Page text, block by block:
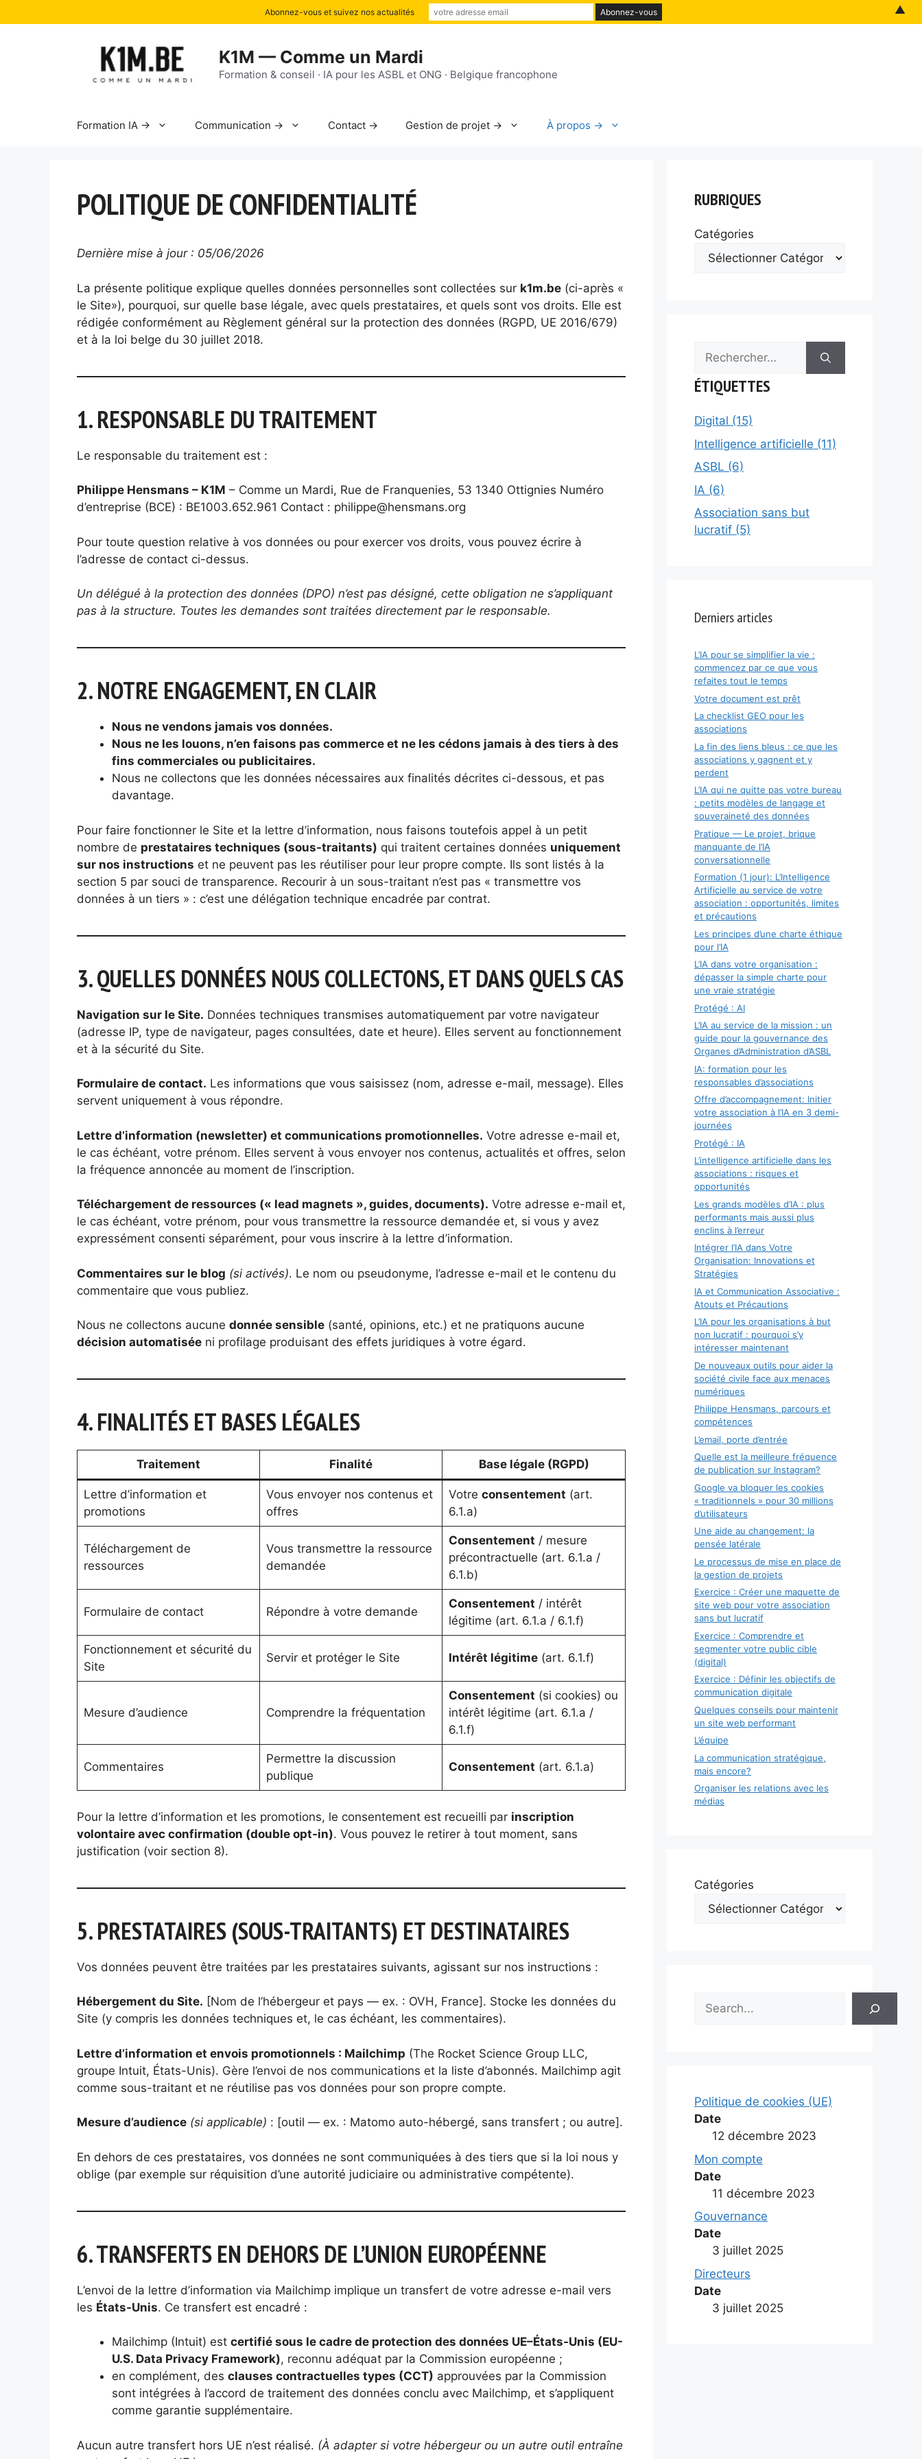
K1M — Comme un Mardi
Formation & conseil · IA pour les ASBL et ONG · Belgique francophone
Formation IA → Communication → Contact → Gestion de projet → À propos →
POLITIQUE DE CONFIDENTIALITÉ
Dernière mise à jour : 05/06/2026
La présente politique explique quelles données personnelles sont collectées sur k1m.be (ci-après «
le Site»), pourquoi, sur quelle base légale, avec quels prestataires, et quels sont vos droits. Elle est
rédigée conformément au Règlement général sur la protection des données (RGPD, UE 2016/679)
et à la loi belge du 30 juillet 2018.
1. RESPONSABLE DU TRAITEMENT
Le responsable du traitement est :
Philippe Hensmans – K1M – Comme un Mardi, Rue de Franquenies, 53 1340 Ottignies Numéro
d’entreprise (BCE) : BE1003.652.961 Contact : philippe@hensmans.org
Pour toute question relative à vos données ou pour exercer vos droits, vous pouvez écrire à
l’adresse de contact ci-dessus.
Un délégué à la protection des données (DPO) n’est pas désigné, cette obligation ne s’appliquant
pas à la structure. Toutes les demandes sont traitées directement par le responsable.
2. NOTRE ENGAGEMENT, EN CLAIR
Nous ne vendons jamais vos données.
Nous ne les louons, n’en faisons pas commerce et ne les cédons jamais à des tiers à des
fins commerciales ou publicitaires.
Nous ne collectons que les données nécessaires aux finalités décrites ci-dessous, et pas
davantage.
Pour faire fonctionner le Site et la lettre d’information, nous faisons toutefois appel à un petit
nombre de prestataires techniques (sous-traitants) qui traitent certaines données uniquement
sur nos instructions et ne peuvent pas les réutiliser pour leur propre compte. Ils sont listés à la
section 5 par souci de transparence. Recourir à un sous-traitant n’est pas « transmettre vos
données à un tiers » : c’est une délégation technique encadrée par contrat.
3. QUELLES DONNÉES NOUS COLLECTONS, ET DANS QUELS CAS
Navigation sur le Site. Données techniques transmises automatiquement par votre navigateur
(adresse IP, type de navigateur, pages consultées, date et heure). Elles servent au fonctionnement
et à la sécurité du Site.
Formulaire de contact. Les informations que vous saisissez (nom, adresse e-mail, message). Elles
servent uniquement à vous répondre.
Lettre d’information (newsletter) et communications promotionnelles. Votre adresse e-mail et,
le cas échéant, votre prénom. Elles servent à vous envoyer nos contenus, actualités et offres, selon
la fréquence annoncée au moment de l’inscription.
Téléchargement de ressources (« lead magnets », guides, documents). Votre adresse e-mail et,
le cas échéant, votre prénom, pour vous transmettre la ressource demandée et, si vous y avez
expressément consenti séparément, pour vous inscrire à la lettre d’information.
Commentaires sur le blog (si activés). Le nom ou pseudonyme, l’adresse e-mail et le contenu du
commentaire que vous publiez.
Nous ne collectons aucune donnée sensible (santé, opinions, etc.) et ne pratiquons aucune
décision automatisée ni profilage produisant des effets juridiques à votre égard.
4. FINALITÉS ET BASES LÉGALES
Traitement Finalité Base légale (RGPD)
Lettre d’information et
promotions
Vous envoyer nos contenus et
offres
Votre consentement (art.
6.1.a)
Téléchargement de
ressources
Vous transmettre la ressource
demandée
Consentement / mesure
précontractuelle (art. 6.1.a /
6.1.b)
Formulaire de contact Répondre à votre demande
Consentement / intérêt
légitime (art. 6.1.a / 6.1.f)
Fonctionnement et sécurité du
Site
Servir et protéger le Site Intérêt légitime(art. 6.1.f)
Mesure d’audience Comprendre la fréquentation
Consentement (si cookies) ou
intérêt légitime (art. 6.1.a /
6.1.f)
Commentaires
Permettre la discussion
publique
Consentement (art. 6.1.a)
Pour la lettre d’information et les promotions, le consentement est recueilli par inscription
volontaire avec confirmation (double opt-in). Vous pouvez le retirer à tout moment, sans
justification (voir section 8).
5. PRESTATAIRES (SOUS-TRAITANTS) ET DESTINATAIRES
Vos données peuvent être traitées par les prestataires suivants, agissant sur nos instructions :
Hébergement du Site. [Nom de l’hébergeur et pays — ex. : OVH, France]. Stocke les données du
Site (y compris les données techniques et, le cas échéant, les commentaires).
Lettre d’information et envois promotionnels : Mailchimp (The Rocket Science Group LLC,
groupe Intuit, États-Unis). Gère l’envoi de nos communications et la liste d’abonnés. Mailchimp agit
comme sous-traitant et ne réutilise pas vos données pour son propre compte.
Mesure d’audience (si applicable) : [outil — ex. : Matomo auto-hébergé, sans transfert ; ou autre].
En dehors de ces prestataires, vos données ne sont communiquées à des tiers que si la loi nous y
oblige (par exemple sur réquisition d’une autorité judiciaire ou administrative compétente).
6. TRANSFERTS EN DEHORS DE L’UNION EUROPÉENNE
L’envoi de la lettre d’information via Mailchimp implique un transfert de votre adresse e-mail vers
les États-Unis. Ce transfert est encadré :
Mailchimp (Intuit) est certifié sous le cadre de protection des données UE–États-Unis (EU-
U.S. Data Privacy Framework), reconnu adéquat par la Commission européenne ;
en complément, des clauses contractuelles types (CCT) approuvées par la Commission
sont intégrées à l’accord de traitement des données conclu avec Mailchimp, et s’appliquent
comme garantie supplémentaire.
Aucun autre transfert hors UE n’est réalisé. (À adapter si votre hébergeur ou un autre outil entraîne
RUBRIQUES
Catégories
Rechercher :
ÉTIQUETTES
Digital (15)
Intelligence artificielle (11)
ASBL (6)
IA (6)
Association sans but
lucratif (5)
Derniers articles
L’IA pour se simplifier la vie :
commencez par ce que vous
refaites tout le temps
Votre document est prêt
La checklist GEO pour les
associations
La fin des liens bleus : ce que les
associations y gagnent et y
perdent
L’IA qui ne quitte pas votre bureau
: petits modèles de langage et
souveraineté des données
Pratique — Le projet, brique
manquante de l’IA
conversationnelle
Formation (1 jour): L’Intelligence
Artificielle au service de votre
association : opportunités, limites
et précautions
Les principes d’une charte éthique
pour l’IA
L’IA dans votre organisation :
dépasser la simple charte pour
une vraie stratégie
Protégé : AI
L’IA au service de la mission : un
guide pour la gouvernance des
Organes d’Administration d’ASBL
IA: formation pour les
responsables d’associations
Offre d’accompagnement: Initier
votre association à l’IA en 3 demi-
journées
Protégé : IA
L’intelligence artificielle dans les
associations : risques et
opportunités
Les grands modèles d’IA : plus
performants mais aussi plus
enclins à l’erreur
Intégrer l’IA dans Votre
Organisation: Innovations et
Stratégies
IA et Communication Associative :
Atouts et Précautions
L’IA pour les organisations à but
non lucratif : pourquoi s’y
intéresser maintenant
De nouveaux outils pour aider la
société civile face aux menaces
numériques
Philippe Hensmans, parcours et
compétences
L’email, porte d’entrée
Quelle est la meilleure fréquence
de publication sur Instagram?
Google va bloquer les cookies
« traditionnels » pour 30 millions
d’utilisateurs
Une aide au changement: la
pensée latérale
Le processus de mise en place de
la gestion de projets
Exercice : Créer une maquette de
site web pour votre association
sans but lucratif
Exercice : Comprendre et
segmenter votre public cible
(digital)
Exercice : Définir les objectifs de
communication digitale
Quelques conseils pour maintenir
un site web performant
L’équipe
La communication stratégique,
mais encore?
Organiser les relations avec les
médias
Catégories
Rechercher
Politique de cookies (UE)
Date
12 décembre 2023
Mon compte
Date
11 décembre 2023
Gouvernance
Date
3 juillet 2025
Directeurs
Date
3 juillet 2025
Abonnez-vous et suivez nos actualités ▲